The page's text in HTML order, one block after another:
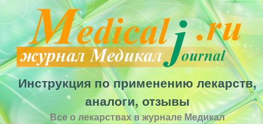
Перейти
к
основному
содержанию
Инструкция по применению лекарств,
аналоги, отзывы
Все о лекарствах в журнале Медикал